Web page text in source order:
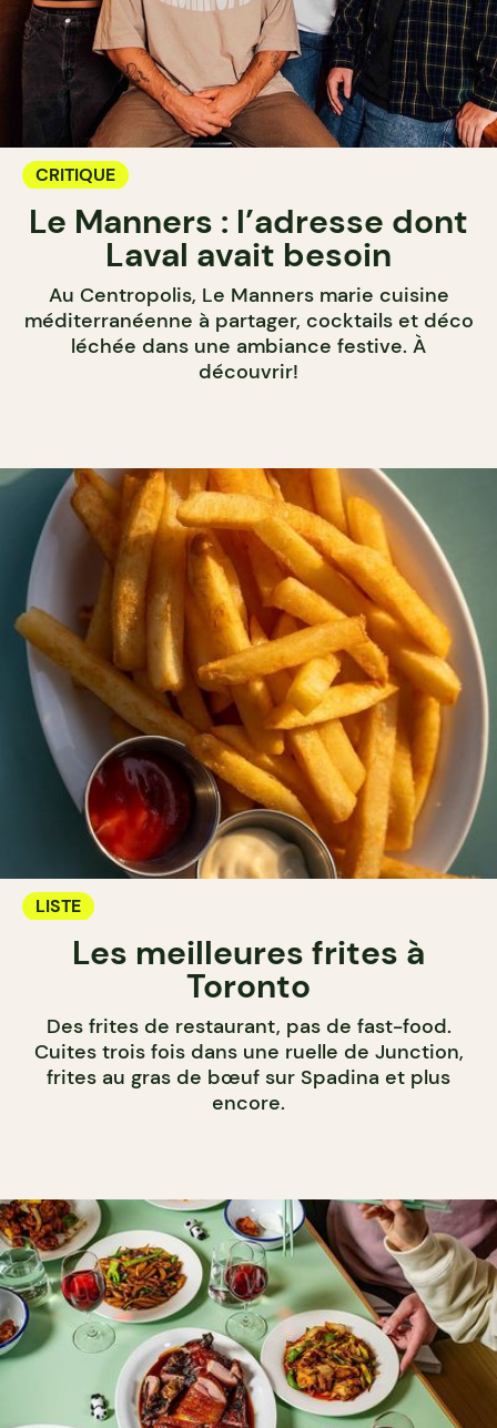
CRITIQUE
Le Manners : l’adresse dont
Laval avait besoin
Au Centropolis, Le Manners marie cuisine
méditerranéenne à partager, cocktails et déco
léchée dans une ambiance festive. À
découvrir!
LISTE
Les meilleures frites à
Toronto
Des frites de restaurant, pas de fast-food.
Cuites trois fois dans une ruelle de Junction,
frites au gras de bœuf sur Spadina et plus
encore.